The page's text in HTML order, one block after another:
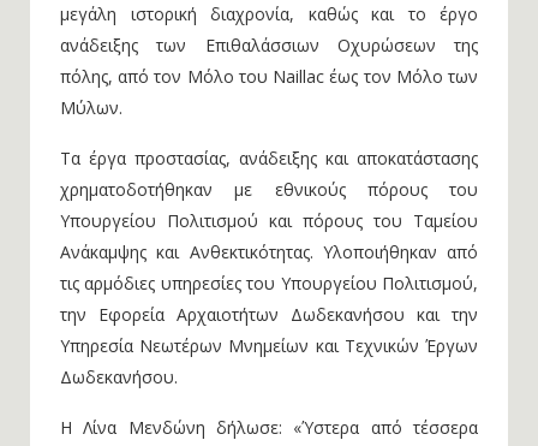
μεγάλη ιστορική διαχρονία, καθώς και το έργο
ανάδειξης των Επιθαλάσσιων Οχυρώσεων της
πόλης, από τον Μόλο του Naillac έως τον Μόλο των
Μύλων.
Τα έργα προστασίας, ανάδειξης και αποκατάστασης
χρηματοδοτήθηκαν με εθνικούς πόρους του
Υπουργείου Πολιτισμού και πόρους του Ταμείου
Ανάκαμψης και Ανθεκτικότητας. Υλοποιήθηκαν από
τις αρμόδιες υπηρεσίες του Υπουργείου Πολιτισμού,
την Εφορεία Αρχαιοτήτων Δωδεκανήσου και την
Υπηρεσία Νεωτέρων Μνημείων και Τεχνικών Έργων
Δωδεκανήσου.
Η Λίνα Μενδώνη δήλωσε: «Ύστερα από τέσσερα